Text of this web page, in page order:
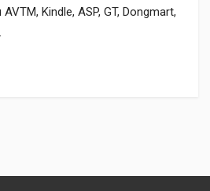
Kindle, ASP, GT, Dongmart,
IBAN.